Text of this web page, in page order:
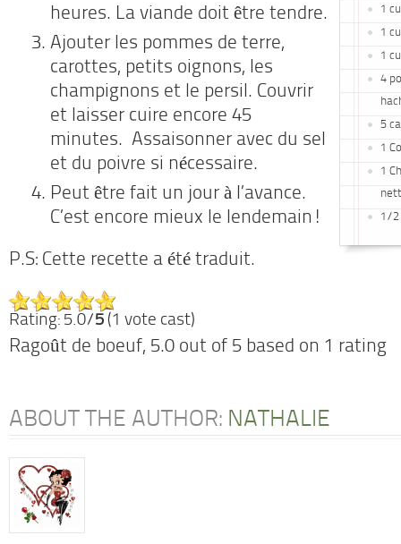
1
1
1
4
5
1
1
1/2
heures. La viande doit être tendre.
Ajouter les pommes de terre,
carottes, petits oignons, les
champignons et le persil. Couvrir
et laisser cuire encore 45
minutes. Assaisonner avec du sel
et du poivre si nécessaire.
Peut être fait un jour à l’avance.
C’est encore mieux le lendemain!
P.S: Cette recette a été traduit.
Rating: 5.0/5 (1 vote cast)
Ragoût de boeuf, 5.0 out of 5 based on 1 rating
ABOUT THE AUTHOR: NATHALIE